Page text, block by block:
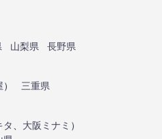
山梨県
長野県
）
三重県
タ 大阪ミナミ ）